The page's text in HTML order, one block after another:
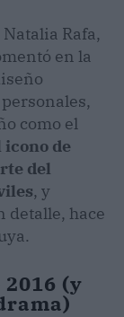
Rafa,
en la
como el
icono de
del
, y
detalle, hace
(y